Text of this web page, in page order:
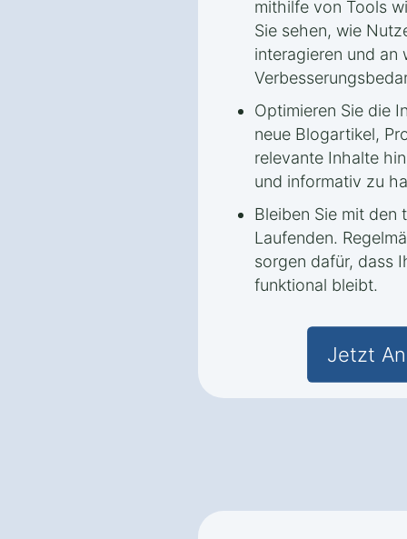
mithilfe von Tools
Sie sehen, wie
interagieren und an
Optimieren Sie die
neue Blogartikel,
relevante Inhalte
und informativ zu
Bleiben Sie mit den
Laufenden.
sorgen dafür, dass
funktional bleibt.
Jetzt